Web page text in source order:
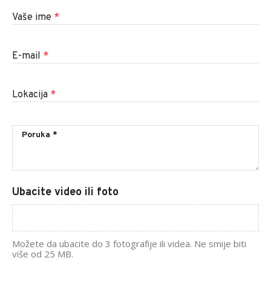
Vaše ime *
E-mail *
Lokacija *
Ubacite video ili foto
Možete da ubacite do 3 fotografije ili videa. Ne smije biti
više od 25 MB.